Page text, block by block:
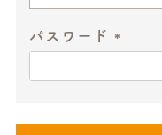
パスワード
必